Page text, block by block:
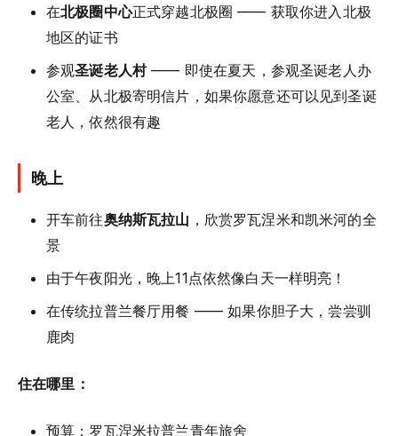
在北极圈中心正式穿越北极圈 —— 获取你进入北极
地区的证书
参观圣诞老人村—— 即使在夏天，参观圣诞老人办
公室、从北极寄明信片，如果你愿意还可以见到圣诞
老人，依然很有趣
晚上
开车前往奥纳斯瓦拉山 ，欣赏罗瓦涅米和凯米河的全
景
由于午夜阳光，晚上11点依然像白天一样明亮！
在传统拉普兰餐厅用餐 —— 如果你胆子大，尝尝驯
鹿肉
住在哪里：
预算：罗瓦涅米拉普兰青年旅舍